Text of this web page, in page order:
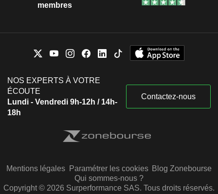
membres
NOS EXPERTS À VOTRE
ÉCOUTE
Lundi - Vendredi 9h-12h / 14h-
18h
Contactez-nous
Mentions légales Paramétrer les cookies Blog Zonebourse
Qui sommes-nous ?
Copyright © 2026 Surperformance SAS. Tous droits réservés.